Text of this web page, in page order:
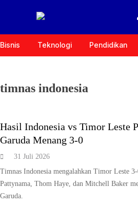
Bisnis Teknologi Pendidikan
timnas indonesia
Hasil Indonesia vs Timor Leste
Garuda Menang 3-0
31 Juli 2026
Timnas Indonesia mengalahkan Timor Leste
Pattynama, Thom Haye, dan Mitchell Baker
Garuda.